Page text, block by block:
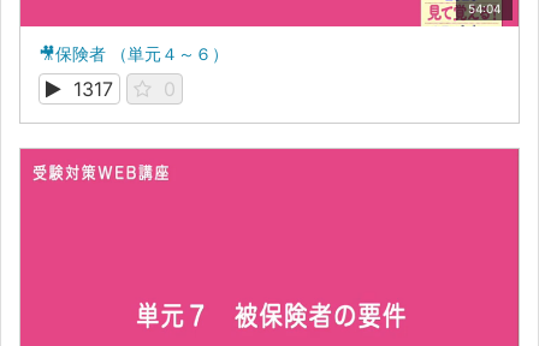
54:04
🎥保険者 （単元４～６）
1317 0